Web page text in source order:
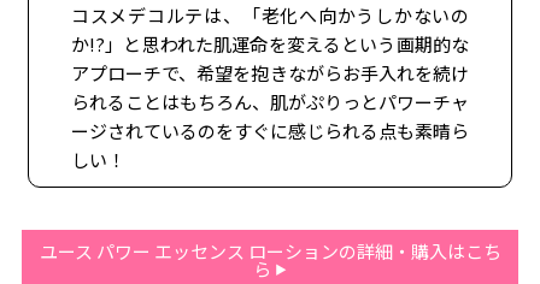
コスメデコルテは、「老化へ向かうしかないの
か!?」と思われた肌運命を変えるという画期的な
アプローチで、希望を抱きながらお手入れを続け
られることはもちろん、肌がぷりっとパワーチャ
ージされているのをすぐに感じられる点も素晴ら
しい！
ユース パワー エッセンス ローションの詳細・購入はこち
ら